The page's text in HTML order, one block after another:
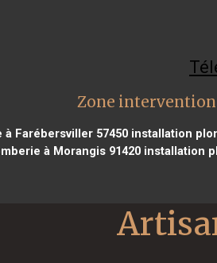
Zone
Farébersviller 57450 installation
à Morangis 91420installation